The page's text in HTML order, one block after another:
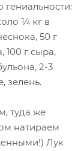
¼ кг в
50 г
100 г сыра,
2-3
зелень.
туда же
натираем
Лук